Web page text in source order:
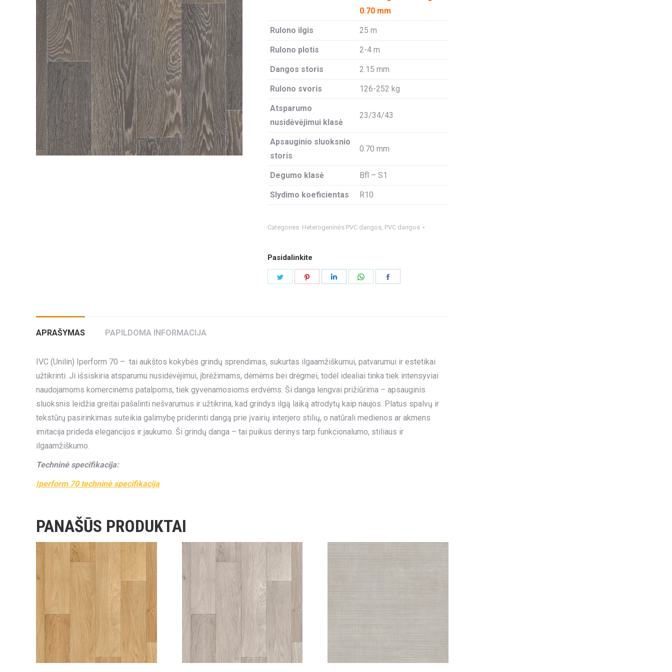
0.70 mm
Rulono ilgis 25 m
Rulono plotis 2-4 m
Dangos storis 2.15 mm
Rulono svoris 126-252 kg
Atsparumo
nusidėvėjimui klasė
23/34/43
Apsauginio sluoksnio
storis
0.70 mm
Degumo klasė Bfl – S1
Slydimo koeficientas R10
Categories: Heterogeninės PVC dangos, PVC dangos
Pasidalinkite
Share
Share
APRAŠYMAS PAPILDOMA INFORMACIJA
IVC (Unilin) Iperform 70 – tai aukštos kokybės grindų sprendimas, sukurtas ilgaamžiškumui, patvarumui ir estetikai
užtikrinti. Ji išsiskiria atsparumu nusidėvėjimui, įbrėžimams, dėmėms bei drėgmei, todėl idealiai tinka tiek intensyviai
naudojamoms komercinėms patalpoms, tiek gyvenamosioms erdvėms. Ši danga lengvai prižiūrima – apsauginis
sluoksnis leidžia greitai pašalinti nešvarumus ir užtikrina, kad grindys ilgą laiką atrodytų kaip naujos. Platus spalvų ir
tekstūrų pasirinkimas suteikia galimybę priderinti dangą prie įvairių interjero stilių, o natūrali medienos ar akmens
imitacija prideda elegancijos ir jaukumo. Ši grindų danga – tai puikus derinys tarp funkcionalumo, stiliaus ir
ilgaamžiškumo.
Techninė specifikacija:
Iperform 70 techninė specifikacija
PANAŠŪS PRODUKTAI